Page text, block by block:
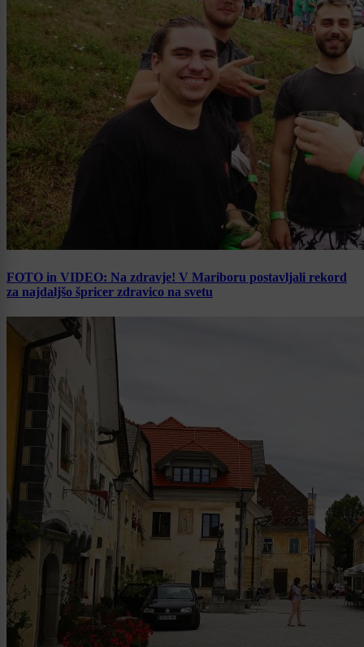
FOTO in VIDEO: Na zdravje! V Mariboru postavljali rekord
za najdaljšo špricer zdravico na svetu